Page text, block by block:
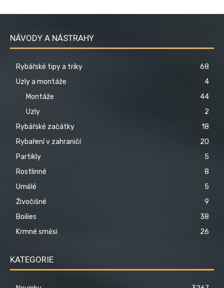
NÁVODY A NÁSTRAHY
Rybářské tipy a triky
68
Uzly a montáže
4
Montáže
44
Uzly
2
Rybářské začátky
18
Rybaření v zahraničí
20
Partikly
5
Rostlinné
8
Umělé
5
Živočišné
9
Boilies
38
Krmné směsi
26
KATEGORIE